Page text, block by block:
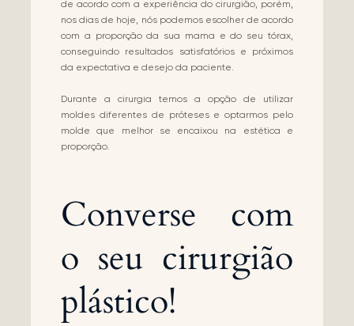
de acordo com a experiência do cirurgião, porém,
nos dias de hoje, nós podemos escolher de acordo
com a proporção da sua mama e do seu tórax,
conseguindo resultados satisfatórios e próximos
da expectativa e desejo da paciente.
Durante a cirurgia temos a opção de utilizar
moldes diferentes de próteses e optarmos pelo
molde que melhor se encaixou na estética e
proporção.
Converse com
o seu cirurgião
plástico!